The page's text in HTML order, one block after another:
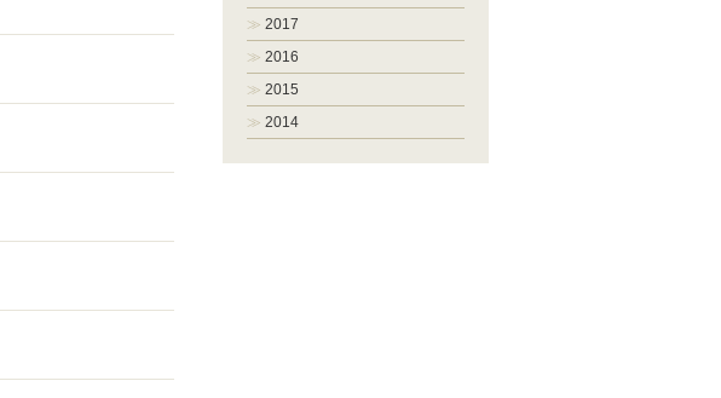
2017
2016
2015
2014